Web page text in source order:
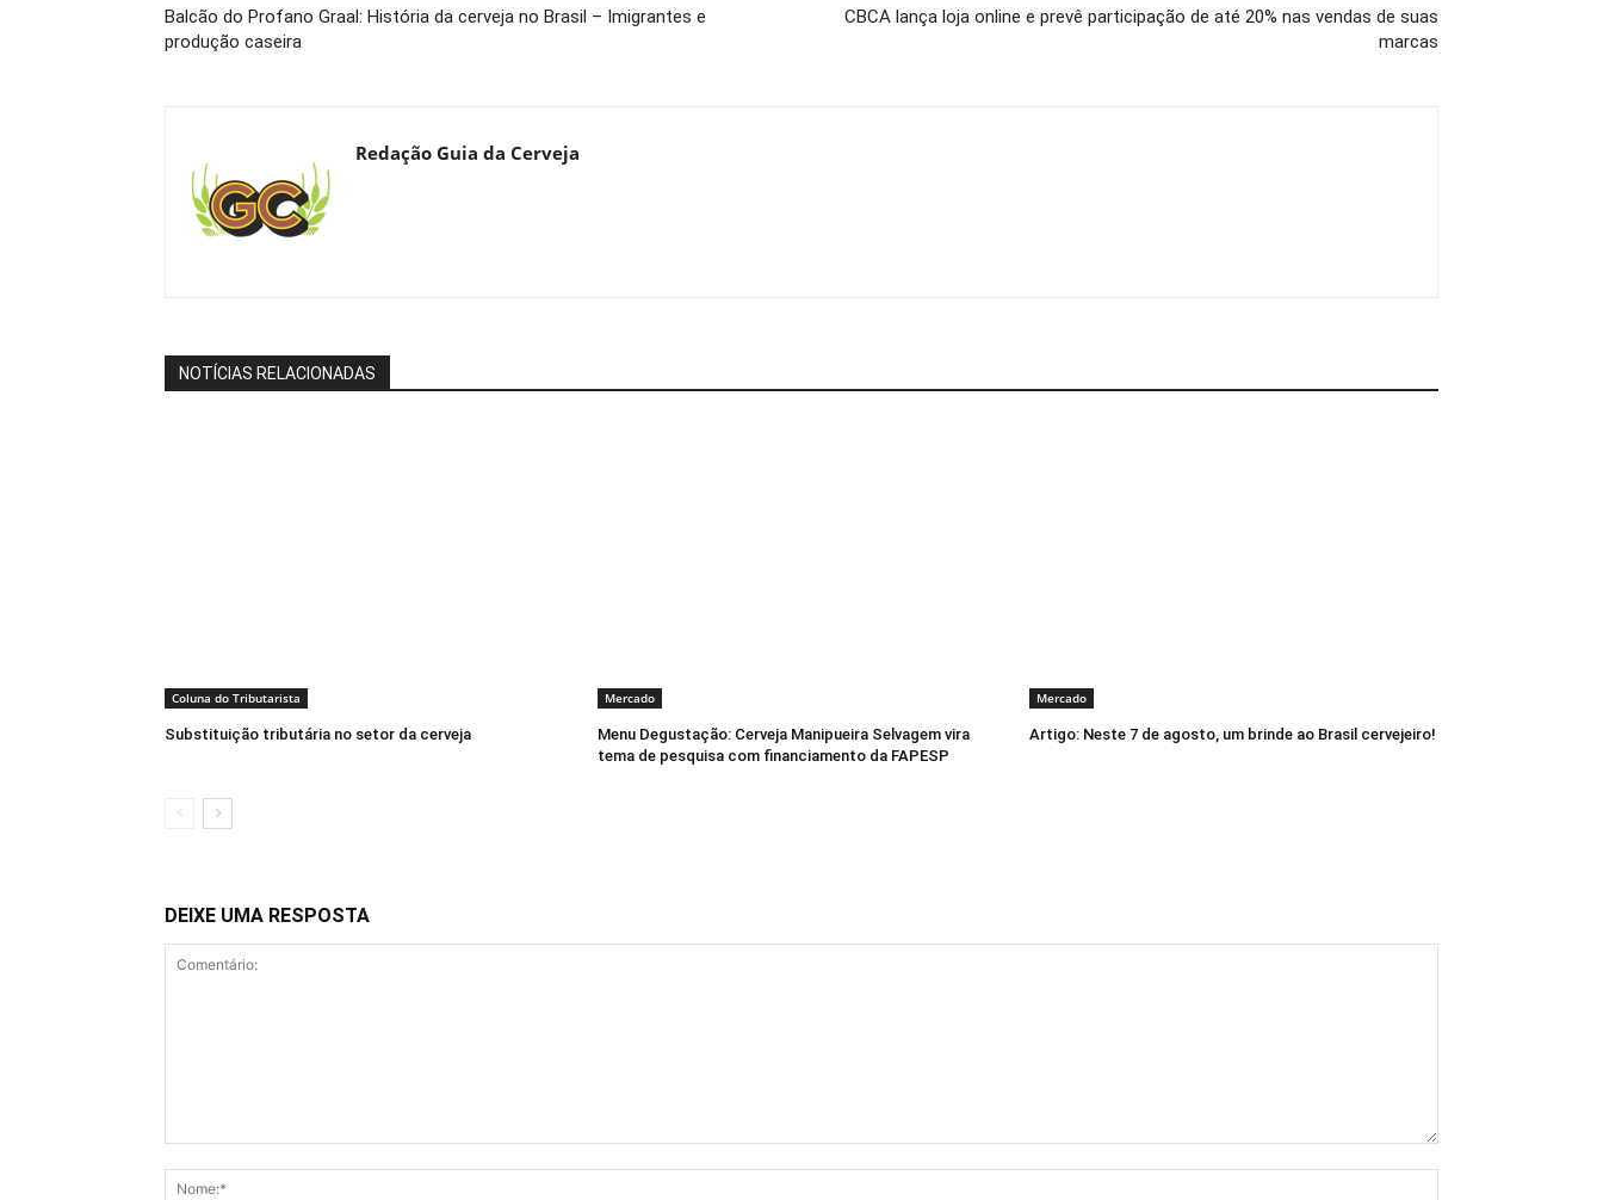
Balcão do Profano Graal: História da cerveja no Brasil – Imigrantes e
produção caseira
CBCA lança loja online e prevê participação de até 20% nas vendas de suas
marcas
Redação Guia da Cerveja
NOTÍCIAS RELACIONADAS
Coluna do Tributarista
Substituição tributária no setor da cerveja
Mercado
Menu Degustação: Cerveja Manipueira Selvagem vira
tema de pesquisa com financiamento da FAPESP
Mercado
Artigo: Neste 7 de agosto, um brinde ao Brasil cervejeiro!
DEIXE UMA RESPOSTA